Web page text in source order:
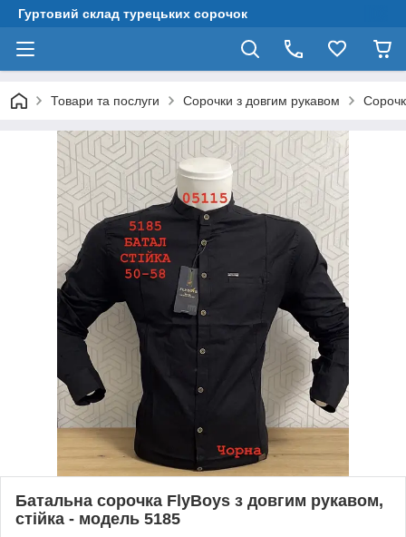
Гуртовий склад турецьких сорочок
Товари та послуги Сорочки з довгим рукавом
Батальна сорочка FlyBoys з довгим рукавом,
стійка - модель 5185